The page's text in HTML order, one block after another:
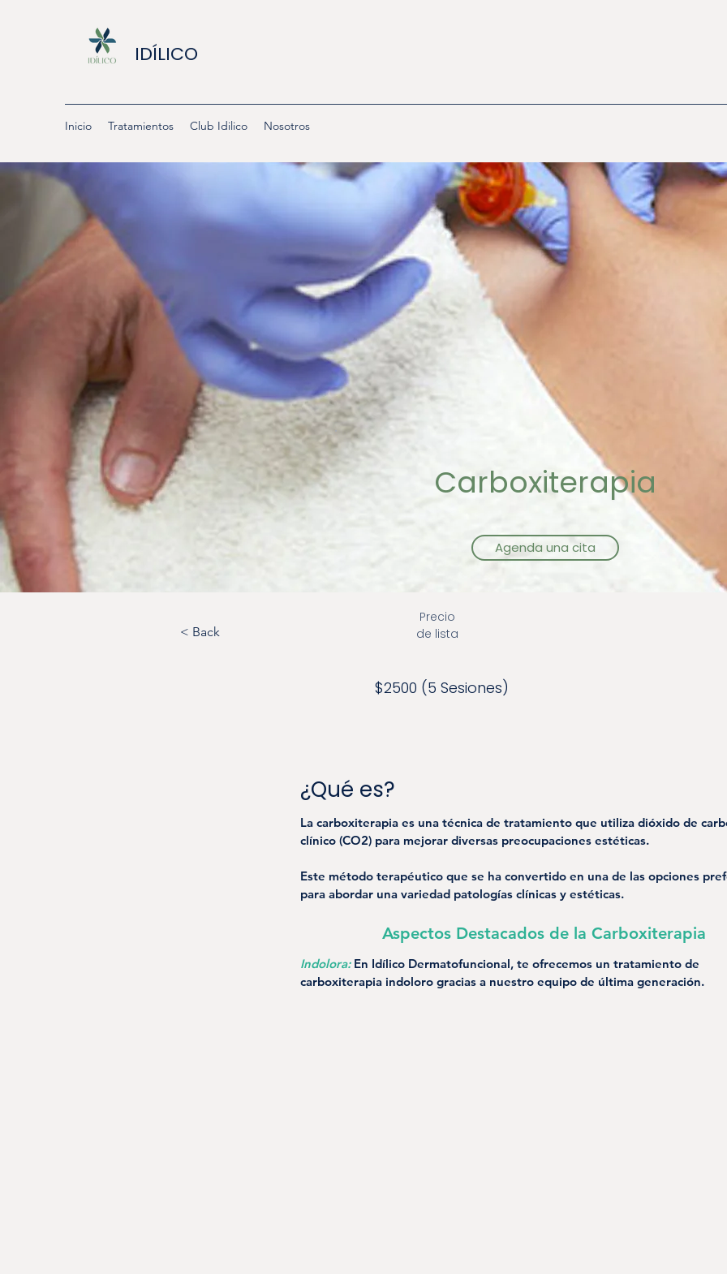
IDÍLICO
Inicio Tratamientos Club Idilico Nosotros
< Back
Carboxiterapia
Agenda una cita
Precio
de lista
$2500 (5 Sesiones)
¿Qué es?
La carboxiterapia es una técnica de tratamiento que utiliza dióxido de
clínico (CO2) para mejorar diversas preocupaciones estéticas.
Este método terapéutico que se ha convertido en una de las opciones
para abordar una variedad patologías clínicas y estéticas.
Aspectos Destacados de la Carboxiterapia
Indolora: En Idílico Dermatofuncional, te ofrecemos un tratamiento de
carboxiterapia indoloro gracias a nuestro equipo de última generación.